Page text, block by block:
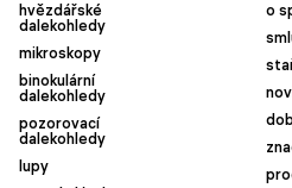
hvězdářské
dalekohledy
mikroskopy
binokulární
dalekohledy
pozorovací
dalekohledy
lupy
o